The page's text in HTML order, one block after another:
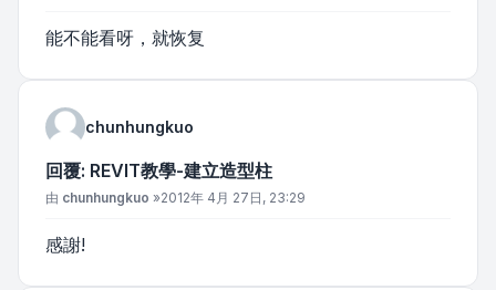
能不能看呀，就恢复
chunhungkuo
回覆: REVIT教學-建立造型柱
文章
由 chunhungkuo »2012年 4月 27日, 23:29
感謝!